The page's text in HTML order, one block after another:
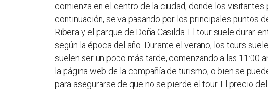
comienza en el centro de la ciudad, donde los
continuación, se va pasando por los principales puntos
Ribera y el parque de Doña Casilda. El tour suele durar
según la época del año. Durante el verano, los tours
suelen ser un poco más tarde, comenzando a las 11:00
la página web de la compañía de turismo, o bien se
para asegurarse de que no se pierde el tour. El precio